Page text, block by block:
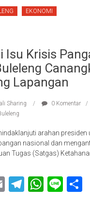
EKONOMI
Isu Krisis
Lapangan
Sharing
0 Komentar
arahan
nasional dan
Tugas (Satgas)
EmailTelegram
Line